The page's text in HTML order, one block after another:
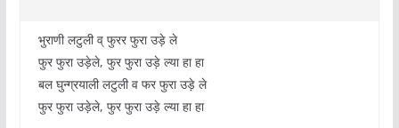
भुराणी लटुली व् फुरर फुरा उड़े ले
फुर फुरा उड़ेले, फुर फुरा उड़े ल्या हा हा
बल घुन्ग्रयाली लटुली व फर फुरा उड़े ले
फुर फुरा उड़ेले, फुर फुरा उड़े ल्या हा हा